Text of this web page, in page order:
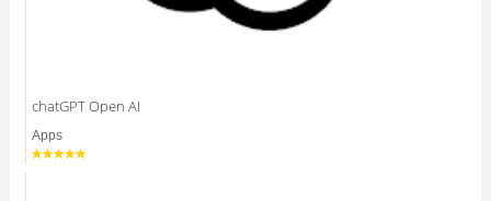
chatGPT Open AI
Apps